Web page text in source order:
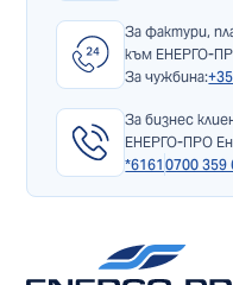
За фактури,
към ЕНЕРГО-
За чужбина:
За бизнес
ЕНЕРГО-ПРО
*6161 0700 359